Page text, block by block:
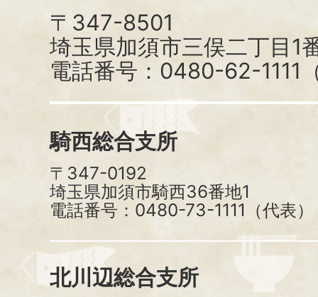
〒347-8501
埼玉県加須市三俣二丁目1
電話番号：0480-62-1111
騎西総合支所
〒347-0192
埼玉県加須市騎西36番地1
電話番号：0480-73-1111（代表）
北川辺総合支所